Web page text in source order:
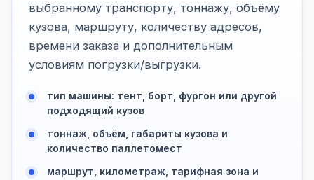
выбранному транспорту, тоннажу, объёму
кузова, маршруту, количеству адресов,
времени заказа и дополнительным
условиям погрузки/выгрузки.
тип машины: тент, борт, фургон или другой
подходящий кузов
тоннаж, объём, габариты кузова и
количество паллетомест
маршрут, километраж, тарифная зона и